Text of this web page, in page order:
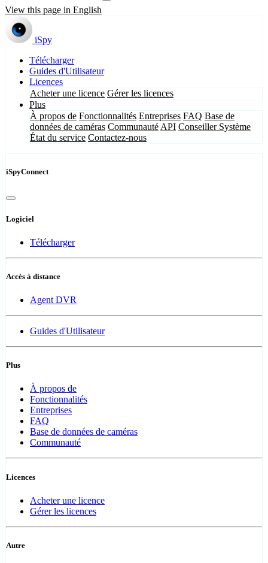
View this page in English
iSpy
Télécharger
Guides d'Utilisateur
Licences
Acheter une licence Gérer les licences
Plus
À propos de Fonctionnalités Entreprises FAQ Base de
données de caméras Communauté API Conseiller Système
État du service Contactez-nous
iSpyConnect
Logiciel
Télécharger
Accès à distance
Agent DVR
Guides d'Utilisateur
Plus
À propos de
Fonctionnalités
Entreprises
FAQ
Base de données de caméras
Communauté
Licences
Acheter une licence
Gérer les licences
Autre